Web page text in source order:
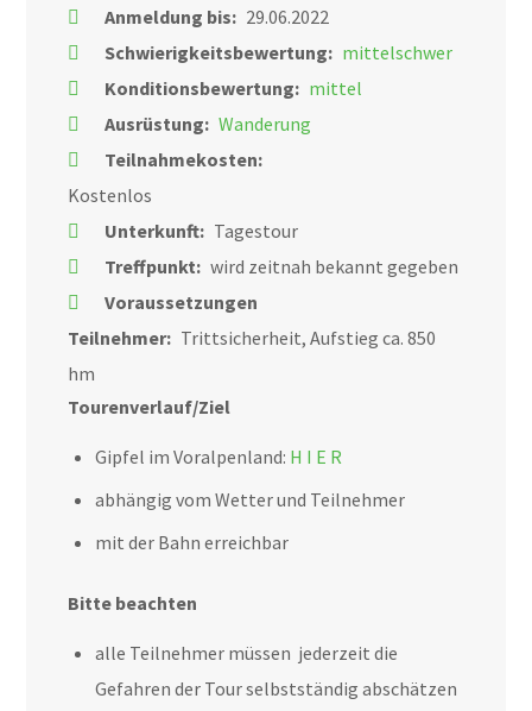
Anmeldung bis: 29.06.2022
Schwierigkeitsbewertung: mittelschwer
Konditionsbewertung: mittel
Ausrüstung: Wanderung
Teilnahmekosten:
Kostenlos
Unterkunft: Tagestour
Treffpunkt: wird zeitnah bekannt gegeben
Voraussetzungen
Teilnehmer: Trittsicherheit, Aufstieg ca. 850
hm
Tourenverlauf/Ziel
Gipfel im Voralpenland: H I E R
abhängig vom Wetter und Teilnehmer
mit der Bahn erreichbar
Bitte beachten
alle Teilnehmer müssen jederzeit die
Gefahren der Tour selbstständig abschätzen